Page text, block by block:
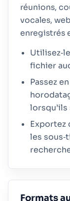
réunions,
vocales,
enregistrés
fichier
Passez
Exportez
les
Formats